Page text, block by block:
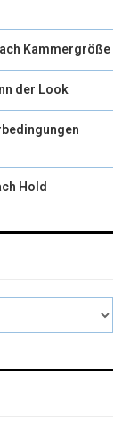
Kammergröße
der Look
Hold